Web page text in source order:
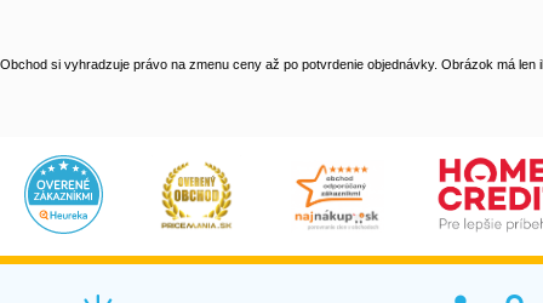
Obchod si vyhradzuje právo na zmenu ceny až po potvrdenie objednávky. Obrázok má len